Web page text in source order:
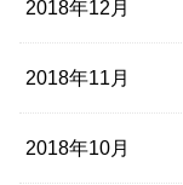
2018年12月
2018年11月
2018年10月